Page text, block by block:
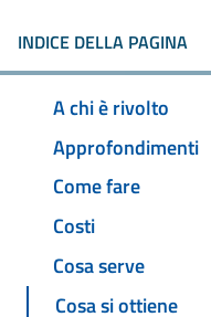
INDICE DELLA PAGINA
A chi è rivolto
Approfondimenti
Come fare
Costi
Cosa serve
Cosa si ottiene